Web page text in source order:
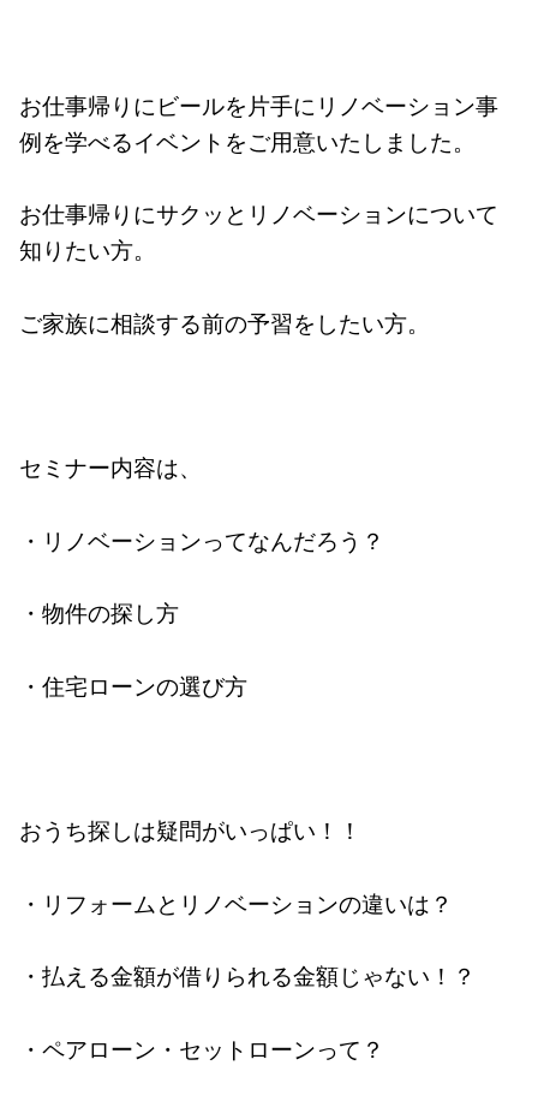
お仕事帰りにビールを片手にリノベーション事
例を学べるイベントをご用意いたしました。
お仕事帰りにサクッとリノベーションについて
知りたい方。
ご家族に相談する前の予習をしたい方。
セミナー内容は、
・リノベーションってなんだろう？
・物件の探し方
・住宅ローンの選び方
おうち探しは疑問がいっぱい！！
・リフォームとリノベーションの違いは？
・払える金額が借りられる金額じゃない！？
・ペアローン・セットローンって？